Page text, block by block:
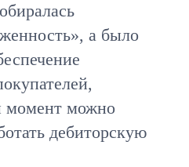
а было
момент можно
дебиторскую